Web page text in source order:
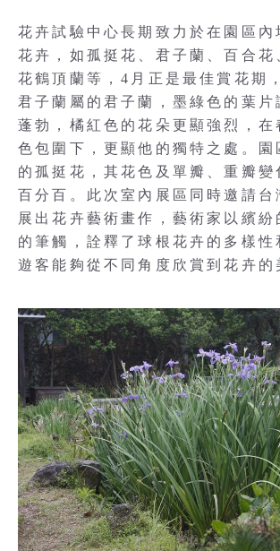
花卉試驗中心長期致力於在園區內
花卉，如孤挺花、君子蘭、百合花
花鶴頂蘭等，4月正是最佳賞花期
君子蘭屬的君子蘭，墨綠色的葉片
蓬勃，橘紅色的花朵更顯強烈，在
色包圍下，更顯他的獨特之處。園
的孤挺花，其花色及單瓣、重瓣變
百分百。此次室內展區同時邀請台
展出花卉藝術畫作，藝術家以繽紛
的筆觸，詮釋了球根花卉的多樣性
遊客能夠從不同角度欣賞到花卉的